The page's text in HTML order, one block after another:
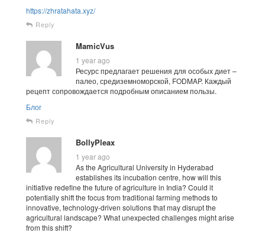
https://zhratahata.xyz/
Reply
MamicVus
1 year ago
Ресурс предлагает решения для особых диет –
палео, средиземноморской, FODMAP. Каждый
рецепт сопровождается подробным описанием пользы.
Блог
Reply
BollyPleax
1 year ago
As the Agricultural University in Hyderabad
establishes its incubation centre, how will this
initiative redefine the future of agriculture in India? Could it
potentially shift the focus from traditional farming methods to
innovative, technology-driven solutions that may disrupt the
agricultural landscape? What unexpected challenges might arise
from this shift?